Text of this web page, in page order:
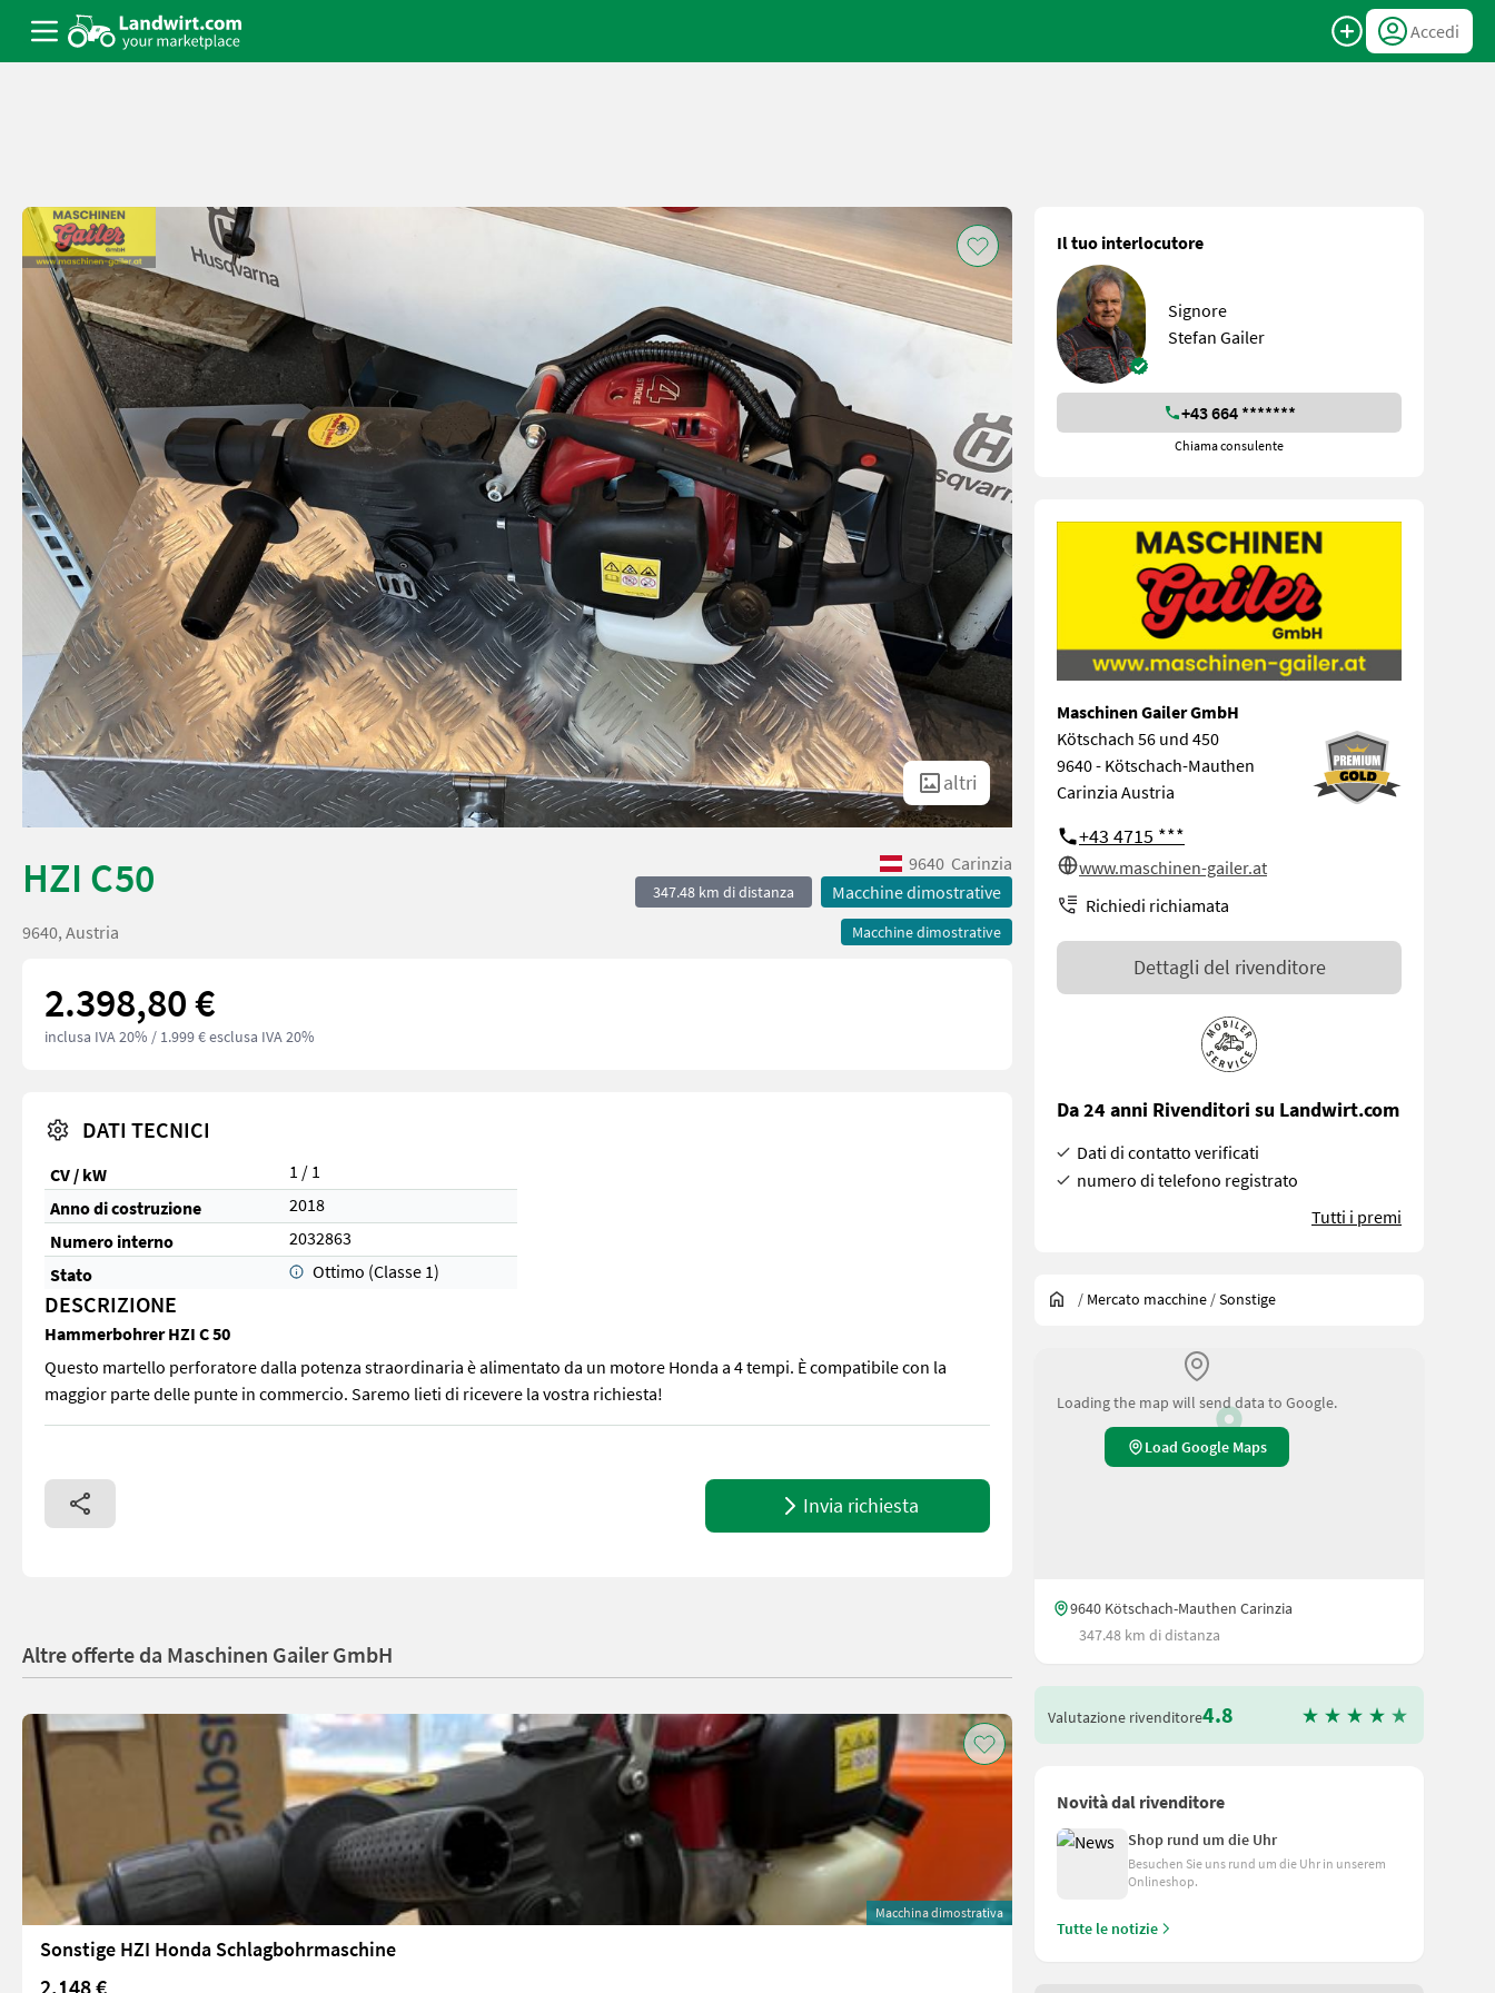
Accedi
altri
HZI C50 9640 Carinzia
347.48 km di distanza Macchine dimostrative
Macchine dimostrative
9640, Austria
2.398,80 €
inclusa IVA 20% / 1.999 € esclusa IVA 20%
DATI TECNICI
CV / kW
1 / 1
Anno di costruzione
2018
Numero interno
2032863
Stato
Ottimo (Classe 1)
DESCRIZIONE
Hammerbohrer HZI C 50
Questo martello perforatore dalla potenza straordinaria è alimentato da un motore Honda a 4 tempi. È compatibile con la
maggior parte delle punte in commercio. Saremo lieti di ricevere la vostra richiesta!
Questo martello perforatore dalla potenza straordinaria è alimentato da un motore Honda a 4 tempi. È compatibile con la maggior parte delle punte in commercio. Saremo lieti di ricevere la
Invia richiesta
Il tuo interlocutore
Signore
Stefan Gailer
+43 664 *******
Chiama consulente
Maschinen Gailer GmbH
Kötschach 56 und 450
9640 - Kötschach-Mauthen
Carinzia Austria
+43 4715 ***
www.maschinen-gailer.at
Richiedi richiamata
Dettagli del rivenditore
Da 24 anni Rivenditori su Landwirt.com
Dati di contatto verificati
numero di telefono registrato
Tutti i premi
/ Mercato macchine /Sonstige
Loading the map will send data to Google.
Load Google Maps
9640 Kötschach-Mauthen Carinzia
347.48 km di distanza
Valutazione rivenditore4.8
Novità dal rivenditore
Shop rund um die Uhr
Besuchen Sie uns rund um die Uhr in unserem
Onlineshop.
Tutte le notizie
Altre offerte da Maschinen Gailer GmbH
Macchina dimostrativa
Sonstige HZI Honda Schlagbohrmaschine
2.148 €